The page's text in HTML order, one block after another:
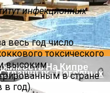
Погодных
На Кипре
инфекционных
весь год число
токсического
высоким
в стране
в год).